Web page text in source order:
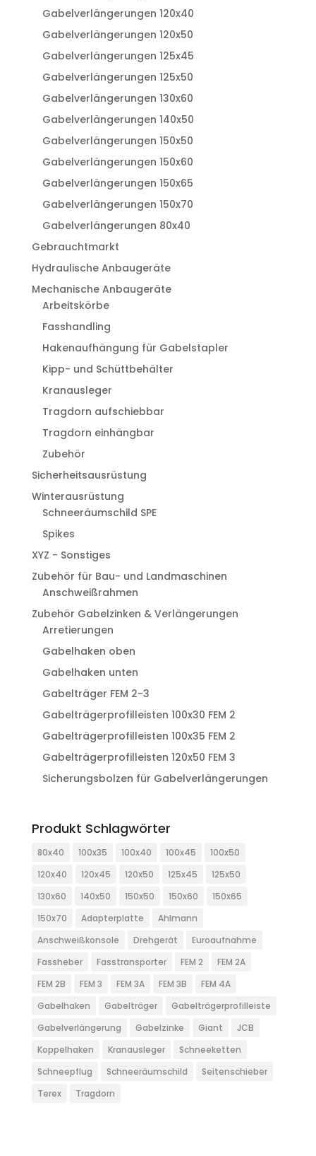
Gabelverlängerungen 120x40
Gabelverlängerungen 120x50
Gabelverlängerungen 125x45
Gabelverlängerungen 125x50
Gabelverlängerungen 130x60
Gabelverlängerungen 140x50
Gabelverlängerungen 150x50
Gabelverlängerungen 150x60
Gabelverlängerungen 150x65
Gabelverlängerungen 150x70
Gabelverlängerungen 80x40
Gebrauchtmarkt
Hydraulische Anbaugeräte
Mechanische Anbaugeräte
Arbeitskörbe
Fasshandling
Hakenaufhängung für Gabelstapler
Kipp- und Schüttbehälter
Kranausleger
Tragdorn aufschiebbar
Tragdorn einhängbar
Zubehör
Sicherheitsausrüstung
Winterausrüstung
Schneeräumschild SPE
Spikes
XYZ - Sonstiges
Zubehör für Bau- und Landmaschinen
Anschweißrahmen
Zubehör Gabelzinken & Verlängerungen
Arretierungen
Gabelhaken oben
Gabelhaken unten
Gabelträger FEM 2-3
Gabelträgerprofilleisten 100x30 FEM 2
Gabelträgerprofilleisten 100x35 FEM 2
Gabelträgerprofilleisten 120x50 FEM 3
Sicherungsbolzen für Gabelverlängerungen
Produkt Schlagwörter
80x40 100x35 100x40 100x45
100x50
120x40
120x45 120x50 125x45
125x50
130x60
140x50 150x50 150x60
150x65
150x70
Adapterplatte
Ahlmann
Anschweißkonsole
Drehgerät
Euroaufnahme
Fassheber
Fasstransporter FEM 2
FEM 2A
FEM 2B
FEM 3 FEM 3A FEM 3B
FEM 4A
Gabelhaken
Gabelträger
Gabelträgerprofilleiste
Gabelverlängerung
Gabelzinke Giant
JCB
Koppelhaken
Kranausleger
Schneeketten
Schneepflug
Schneeräumschild
Seitenschieber
Terex
Tragdorn